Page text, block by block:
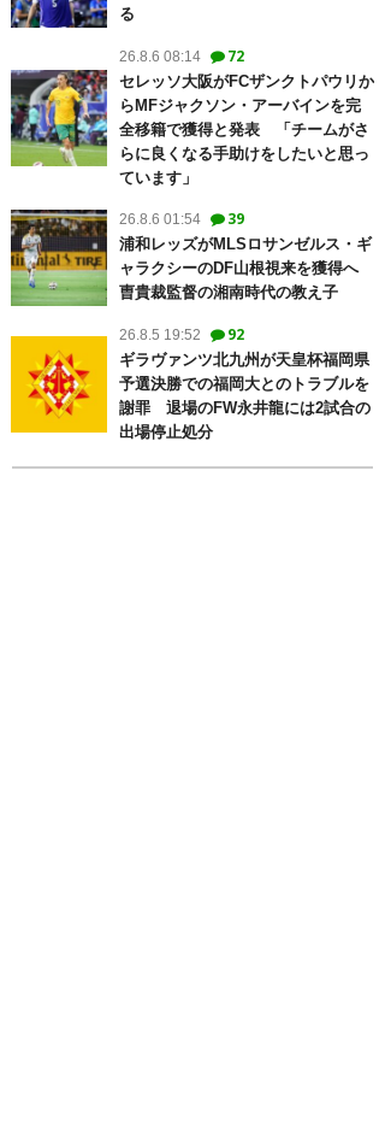
る
26.8.6 08:14 72
セレッソ大阪がFCザンクトパウリか
らMFジャクソン・アーバインを完
全移籍で獲得と発表 「チームがさ
らに良くなる手助けをしたいと思っ
ています」
26.8.6 01:54 39
浦和レッズがMLSロサンゼルス・ギ
ャラクシーのDF山根視来を獲得へ
曺貴裁監督の湘南時代の教え子
26.8.5 19:52 92
ギラヴァンツ北九州が天皇杯福岡県
予選決勝での福岡大とのトラブルを
謝罪 退場のFW永井龍には2試合の
出場停止処分